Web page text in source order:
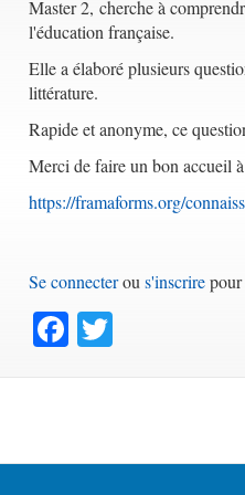
Master 2, cherche à
l'éducation française.
Elle a élaboré plusieurs
littérature.
Rapide et anonyme, ce
Merci de faire un bon accueil
https://framaforms.org/
Se connecterous'inscrire
Facebook